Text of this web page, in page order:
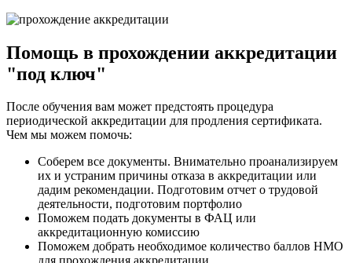
Помощь в прохождении аккредитации
"под ключ"
После обучения вам может предстоять процедура
периодической аккредитации для продления сертификата.
Чем мы можем помочь:
Соберем все документы. Внимательно проанализируем
их и устраним причины отказа в аккредитации или
дадим рекомендации. Подготовим отчет о трудовой
деятельности, подготовим портфолио
Поможем подать документы в ФАЦ или
аккредитационную комиссию
Поможем добрать необходимое количество баллов НМО